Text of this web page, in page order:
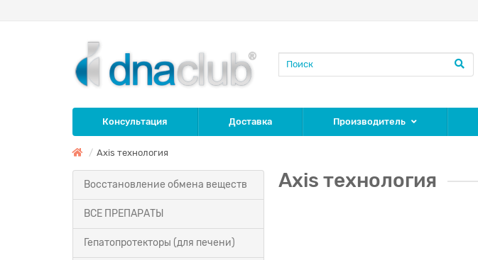
Консультация Доставка Производитель
Axis технология
Восстановление обмена веществ
ВСЕ ПРЕПАРАТЫ
Гепатопротекторы (для печени)
Axis технология